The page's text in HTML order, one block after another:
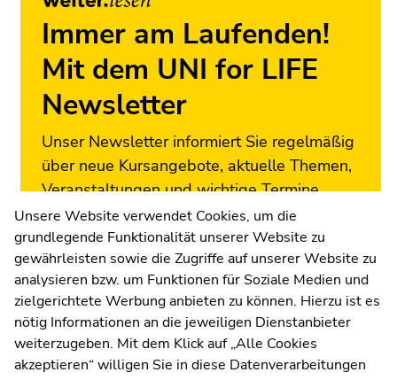
Immer am Laufenden!
Mit dem UNI for LIFE
Newsletter
Unser Newsletter informiert Sie regelmäßig
über neue Kursangebote, aktuelle Themen,
Veranstaltungen und wichtige Termine.
Melden Sie sich jetzt an!
Zur Newsletter-Anmeldung
UNI for LIFE Weiterbildungs
Unsere Website verwendet Cookies, um die
grundlegende Funktionalität unserer Website zu
gewährleisten sowie die Zugriffe auf unserer Website zu
analysieren bzw. um Funktionen für Soziale Medien und
zielgerichtete Werbung anbieten zu können. Hierzu ist es
nötig Informationen an die jeweiligen Dienstanbieter
weiterzugeben. Mit dem Klick auf „Alle Cookies
akzeptieren“ willigen Sie in diese Datenverarbeitungen